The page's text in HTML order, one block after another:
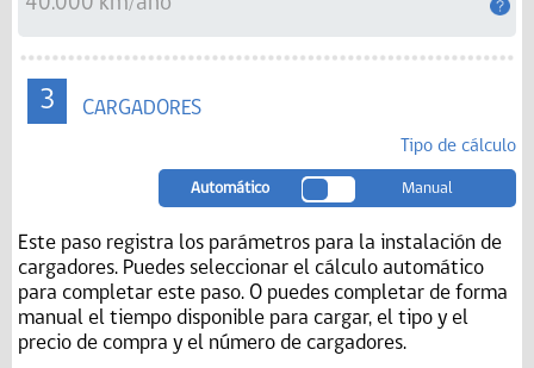
3 CARGADORES
Tipo de cálculo
Automático Manual
Este paso registra los parámetros para la instalación de
cargadores. Puedes seleccionar el cálculo automático
para completar este paso. O puedes completar de forma
manual el tiempo disponible para cargar, el tipo y el
precio de compra y el número de cargadores.